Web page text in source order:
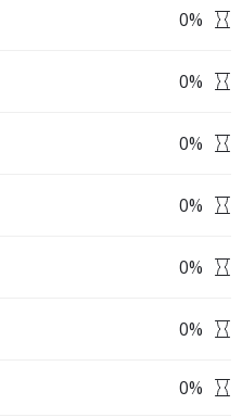
0%
0%
0%
0%
0%
0%
0%